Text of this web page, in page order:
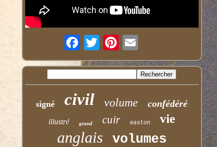
signé civil volume confédéré
illustré grand cuir easton vie
anglais volumes